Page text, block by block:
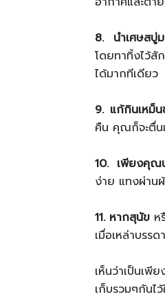
8. นำเศษสบู่
โดยทาทิ้งไว้สั
ได้มากทีเดียว
9. แก้กินเหม็น
คืน คุณก็จะตื่น
10. เพียงคุณ
ง่าย แทงผ่าน
11. หากสุนัข ห
เมื่อเหล่าบรร
เห็นว่าเป็นเพี
เก็บรวมๆกันไ